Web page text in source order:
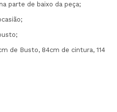
parte de baixo da peça;
de Busto, 84cm de cintura, 114